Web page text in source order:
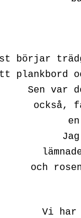
börjar
plankbord
Sen var
också,
och
Vi har